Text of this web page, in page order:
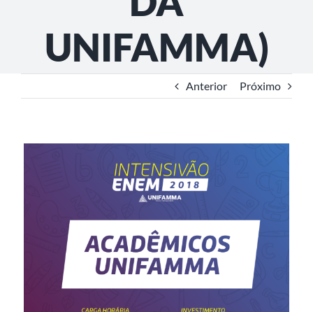
UNIFAMMA)
Anterior Próximo